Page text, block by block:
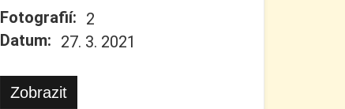
Fotografií: 2
Datum: 27. 3. 2021
Zobrazit